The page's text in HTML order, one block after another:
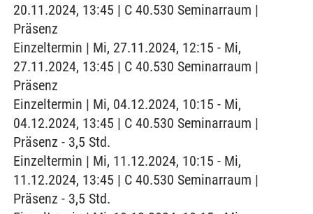
20.11.2024, 13:45 | C 40.530 Seminarraum |
Präsenz
Einzeltermin | Mi, 27.11.2024, 12:15 - Mi,
27.11.2024, 13:45 | C 40.530 Seminarraum |
Präsenz
Einzeltermin | Mi, 04.12.2024, 10:15 - Mi,
04.12.2024, 13:45 | C 40.530 Seminarraum |
Präsenz - 3,5 Std.
Einzeltermin | Mi, 11.12.2024, 10:15 - Mi,
11.12.2024, 13:45 | C 40.530 Seminarraum |
Präsenz - 3,5 Std.